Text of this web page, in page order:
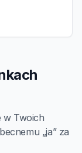
w Twoich
„ja” za